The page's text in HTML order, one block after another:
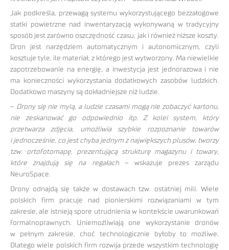
Jak podkreśla, przewagą systemu wykorzystującego bezzałogowe
statki powietrzne nad inwentaryzacją wykonywaną w tradycyjny
sposób jest zarówno oszczędność czasu, jak i również niższe koszty.
Dron jest narzędziem automatycznym i autonomicznym, czyli
kosztuje tyle, ile materiał, z którego jest wytworzony. Ma niewielkie
zapotrzebowanie na energię, a inwestycja jest jednorazowa i nie
ma konieczności wykorzystania dodatkowych zasobów ludzkich.
Dodatkowo maszyny są dokładniejsze niż ludzie.
– Drony się nie mylą, a ludzie czasami mogą nie zobaczyć kartonu,
nie zeskanować go odpowiednio itp. Z kolei system, który
przetwarza zdjęcia, umożliwia szybkie rozpoznanie towarów
i jednocześnie, co jest chyba jednym z największych plusów, tworzy
tzw. ortofotomapę, prezentującą strukturę magazynu i towary,
które znajdują się na regałach– wskazuje prezes zarządu
NeuroSpace.
Drony odnajdą się także w dostawach tzw. ostatniej mili. Wiele
polskich firm pracuje nad pionierskimi rozwiązaniami w tym
zakresie, ale istnieją spore utrudnienia w kontekście uwarunkowań
formalnoprawnych. Uniemożliwiają one wykorzystanie dronów
w pełnym zakresie, choć technologicznie byłoby to możliwe.
Dlatego wiele polskich firm rozwija przede wszystkim technologię